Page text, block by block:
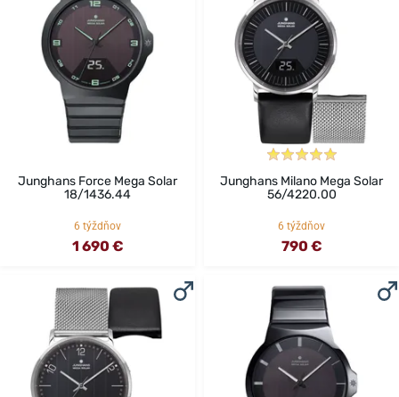
Junghans Force Mega Solar
18/1436.44
6 týždňov
1 690 €
Junghans Milano Mega Solar
56/4220.00
6 týždňov
790 €